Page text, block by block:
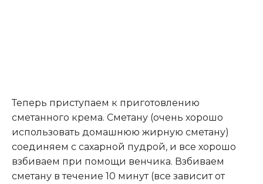
Теперь приступаем к приготовлению
сметанного крема. Сметану (очень хорошо
использовать домашнюю жирную сметану)
соединяем с сахарной пудрой, и все хорошо
взбиваем при помощи венчика. Взбиваем
сметану в течение 10 минут (все зависит от